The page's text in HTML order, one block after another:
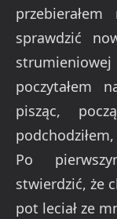
sprawdzić
poczytałem
pisząc,
Po
stwierdzić, że
pot leciał ze